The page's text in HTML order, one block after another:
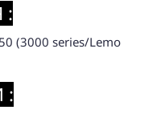
:
(3000 series/Lemo
: